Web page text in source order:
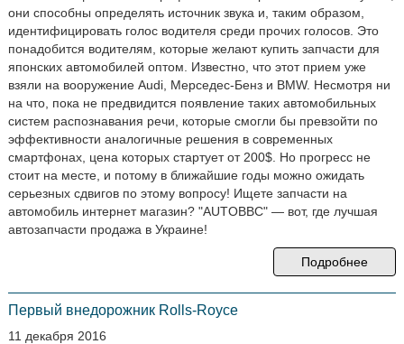
они способны определять источник звука и, таким образом,
идентифицировать голос водителя среди прочих голосов. Это
понадобится водителям, которые желают купить запчасти для
японских автомобилей оптом. Известно, что этот прием уже
взяли на вооружение Audi, Мерседес-Бенз и BMW. Несмотря ни
на что, пока не предвидится появление таких автомобильных
систем распознавания речи, которые смогли бы превзойти по
эффективности аналогичные решения в современных
смартфонах, цена которых стартует от 200$. Но прогресс не
стоит на месте, и потому в ближайшие годы можно ожидать
серьезных сдвигов по этому вопросу! Ищете запчасти на
автомобиль интернет магазин? "AUTOBBC" — вот, где лучшая
автозапчасти продажа в Украине!
Подробнее
Первый внедорожник Rolls-Royce
11 декабря 2016